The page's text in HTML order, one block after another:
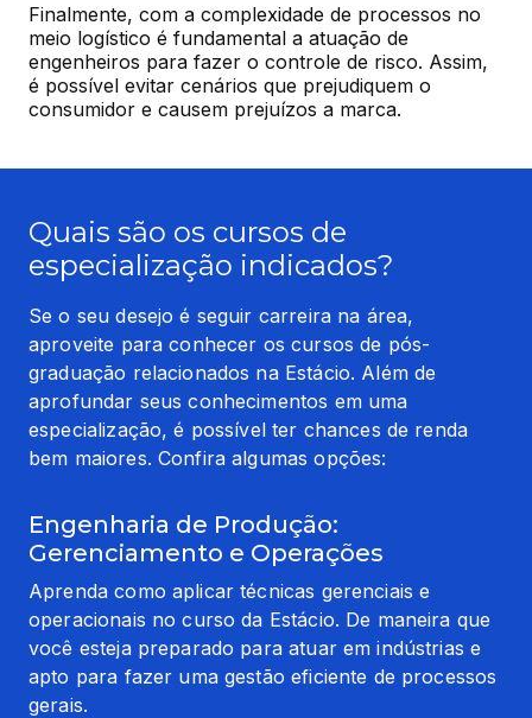
Finalmente, com a complexidade de processos no
meio logístico é fundamental a atuação de
engenheiros para fazer o controle de risco. Assim,
é possível evitar cenários que prejudiquem o
consumidor e causem prejuízos a marca.
Quais são os cursos de
especialização indicados?
Se o seu desejo é seguir carreira na área,
aproveite para conhecer os cursos de pós-
graduação relacionados na Estácio. Além de
aprofundar seus conhecimentos em uma
especialização, é possível ter chances de renda
bem maiores. Confira algumas opções:
Engenharia de Produção:
Gerenciamento e Operações
Aprenda como aplicar técnicas gerenciais e
operacionais no curso da Estácio. De maneira que
você esteja preparado para atuar em indústrias e
apto para fazer uma gestão eficiente de processos
gerais.